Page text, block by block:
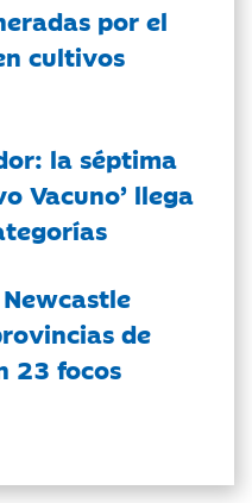
por el
cultivos
la séptima
Vacuno’ llega
de
23 focos